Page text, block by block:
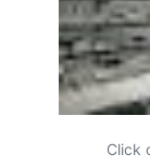
Click